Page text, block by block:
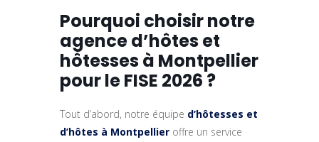
Pourquoi choisir notre
agence d’hôtes et
hôtesses à Montpellier
pour le FISE 2026 ?
Tout d’abord, notre équipe d’hôtesses et
d’hôtes à Montpellier offre un service